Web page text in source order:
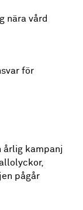
nära vård
för
årlig kampanj
pågår